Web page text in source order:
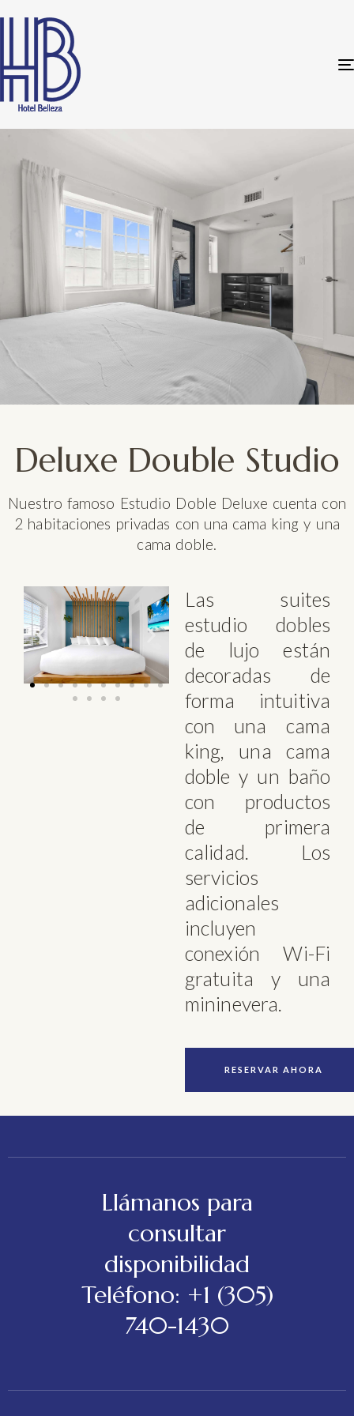
Deluxe Double Studio
Nuestro famoso Estudio Doble Deluxe cuenta con
2 habitaciones privadas con una cama king y una
cama doble.
Las suites
estudio dobles
de lujo están
decoradas de
forma intuitiva
con una cama
king, una cama
doble y un baño
con productos
de primera
calidad. Los
servicios
adicionales
incluyen
conexión Wi-Fi
gratuita y una
mininevera.
RESERVAR AHORA
Llámanos para
consultar
disponibilidad
Teléfono: +1 (305)
740-1430